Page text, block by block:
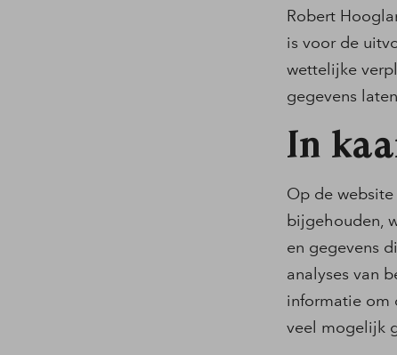
Robert
is voor de
wettelijke
gegevens
In
Op de
bijgehouden,
en gegevens
analyses van
informatie om
veel mogelijk